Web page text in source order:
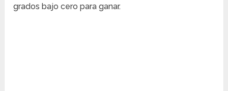
grados bajo cero para ganar.